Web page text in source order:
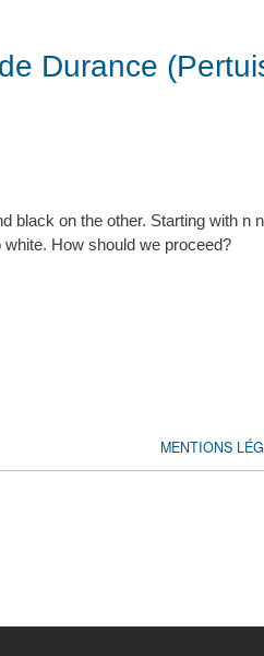
Durance
black on the other. Starting with
How should we proceed?
MENTIONS